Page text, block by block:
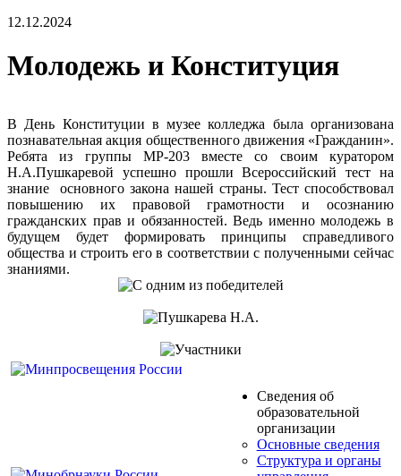
12.12.2024
Молодежь и Конституция
В День Конституции в музее колледжа была организована
познавательная акция общественного движения «Гражданин».
Ребята из группы МР-203 вместе со своим куратором
Н.А.Пушкаревой успешно прошли Всероссийский тест на
знание основного закона нашей страны. Тест способствовал
повышению их правовой грамотности и осознанию
гражданских прав и обязанностей. Ведь именно молодежь в
будущем будет формировать принципы справедливого
общества и строить его в соответствии с полученными сейчас
знаниями.
Сведения об
образовательной
организации
Основные сведения
Структура и органы